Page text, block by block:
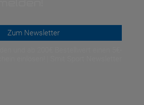
Zum Newsletter